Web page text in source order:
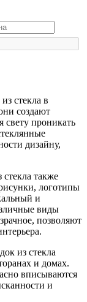
стекла в
создают
свету проникать
дизайну,
также
логотипы
и
виды
позволяют
из стекла
и домах.
вписываются
и